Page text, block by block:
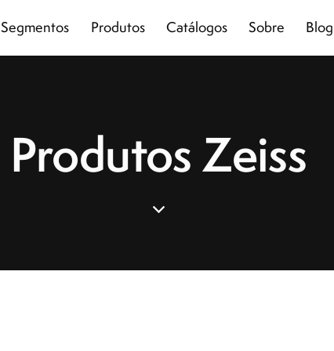
Segmentos Produtos Catálogos Sobre Blog
Produtos Zeiss